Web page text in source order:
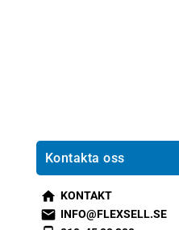
Kontakta oss
s
KONTAKT
INFO@FLEXSELL.SE